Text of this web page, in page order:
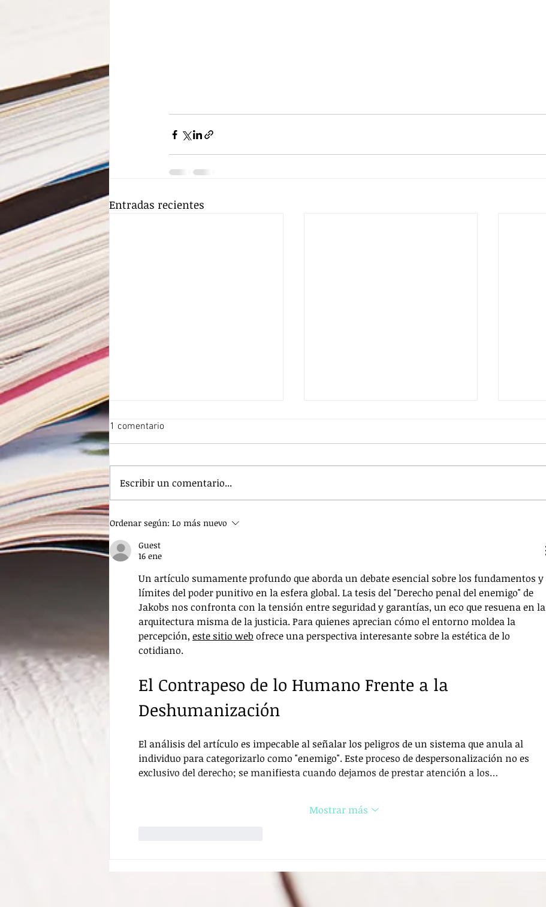
Entradas recientes
Banda Criminal.
Desvinculación.
1 comentario
Escribir un comentario...
Ordenar según: Lo más nuevo
Guest
16 ene
Un artículo sumamente profundo que aborda un debate esencial sobre los fundamentos y
límites del poder punitivo en la esfera global. La tesis del "Derecho penal del enemigo" de
Jakobs nos confronta con la tensión entre seguridad y garantías, un eco que resuena en la
arquitectura misma de la justicia. Para quienes aprecian cómo el entorno moldea la
percepción, este sitio web ofrece una perspectiva interesante sobre la estética de lo
cotidiano.
El Contrapeso de lo Humano Frente a la
Deshumanización
El análisis del artículo es impecable al señalar los peligros de un sistema que anula al
individuo para categorizarlo como "enemigo". Este proceso de despersonalización no es
exclusivo del derecho; se manifiesta cuando dejamos de prestar atención a los…
Mostrar más